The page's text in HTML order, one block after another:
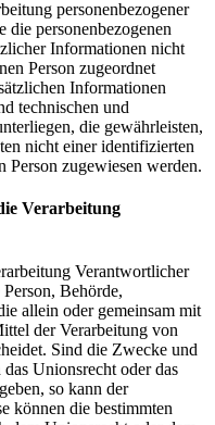
personenbezogener
die personenbezogenen
Informationen nicht
Person zugeordnet
Informationen
technischen und
die gewährleisten,
nicht einer identifizierten
Person zugewiesen werden.
Verarbeitung
Verantwortlicher
Behörde,
allein oder gemeinsam mit
der Verarbeitung von
Sind die Zwecke und
Unionsrecht oder das
so kann der
können die bestimmten